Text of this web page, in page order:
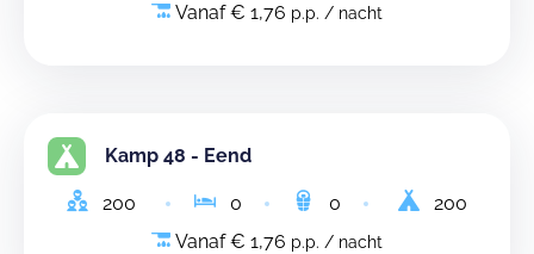
Vanaf € 1,76 p.p. / nacht
Kamp 48 - Eend
200 0 0
200
Vanaf € 1,76 p.p. / nacht